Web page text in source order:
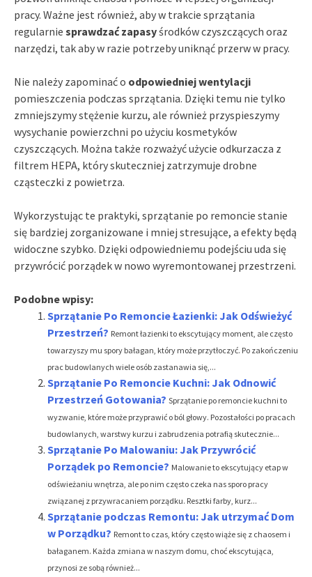
pracy. Ważne jest również, aby w trakcie sprzątania
regularnie sprawdzać zapasyśrodków czyszczących oraz
narzędzi, tak aby w razie potrzeby uniknąć przerw w pracy.
Nie należy zapominać o odpowiedniej wentylacji
pomieszczenia podczas sprzątania. Dzięki temu nie tylko
zmniejszymy stężenie kurzu, ale również przyspieszymy
wysychanie powierzchni po użyciu kosmetyków
czyszczących. Można także rozważyć użycie odkurzacza z
filtrem HEPA, który skuteczniej zatrzymuje drobne
cząsteczki z powietrza.
Wykorzystując te praktyki, sprzątanie po remoncie stanie
się bardziej zorganizowane i mniej stresujące, a efekty będą
widoczne szybko. Dzięki odpowiedniemu podejściu uda się
przywrócić porządek w nowo wyremontowanej przestrzeni.
Podobne wpisy:
Sprzątanie Po Remoncie Łazienki: Jak Odświeżyć
Przestrzeń? Remont łazienki to ekscytujący moment, ale często
towarzyszy mu spory bałagan, który może przytłoczyć. Po zakończeniu
prac budowlanych wiele osób zastanawia się,...
Sprzątanie Po Remoncie Kuchni: Jak Odnowić
Przestrzeń Gotowania? Sprzątanie po remoncie kuchni to
wyzwanie, które może przyprawić o ból głowy. Pozostałości po pracach
budowlanych, warstwy kurzu i zabrudzenia potrafią skutecznie...
Sprzątanie Po Malowaniu: Jak Przywrócić
Porządek po Remoncie? Malowanie to ekscytujący etap w
odświeżaniu wnętrza, ale po nim często czeka nas sporo pracy
związanej z przywracaniem porządku. Resztki farby, kurz...
Sprzątanie podczas Remontu: Jak utrzymać Dom
w Porządku? Remont to czas, który często wiąże się z chaosem i
bałaganem. Każda zmiana w naszym domu, choć ekscytująca,
przynosi ze sobą również...